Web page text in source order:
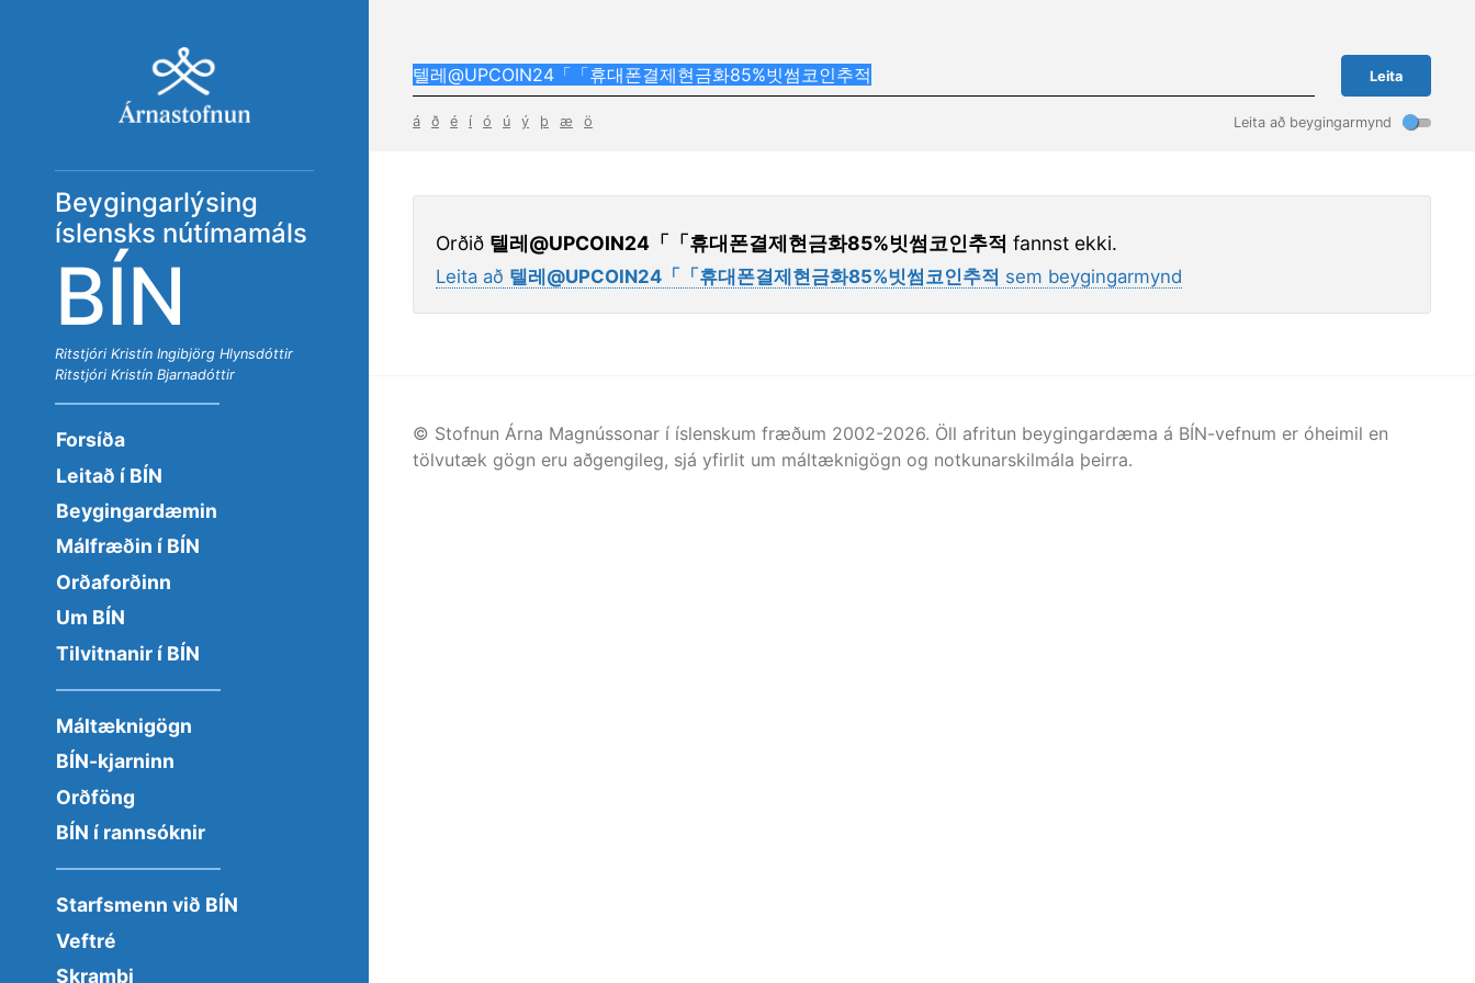
Beygingarlýsing
íslensks nútímamáls
BÍN
Ritstjóri Kristín Ingibjörg Hlynsdóttir
Ritstjóri Kristín Bjarnadóttir
Forsíða
Leitað í BÍN
Beygingardæmin
Málfræðin í BÍN
Orðaforðinn
Um BÍN
Tilvitnanir í BÍN
Máltæknigögn
BÍN-kjarninn
Orðföng
BÍN í rannsóknir
Starfsmenn við BÍN
Veftré
Skrambi
Leita
á ð é í ó ú ý þ æ ö Leita að beygingarmynd
Orðið 텔레@UPCOIN24「「휴대폰결제현금화85%빗썸코인추적 fannst ekki.
Leita að 텔레@UPCOIN24「「휴대폰결제현금화85%빗썸코인추적 sem beygingarmynd
© Stofnun Árna Magnússonar í íslenskum fræðum 2002-2026. Öll afritun beygingardæma á BÍN-vefnum er óheimil en
tölvutæk gögn eru aðgengileg, sjá yfirlit um máltæknigögn og notkunarskilmála þeirra.